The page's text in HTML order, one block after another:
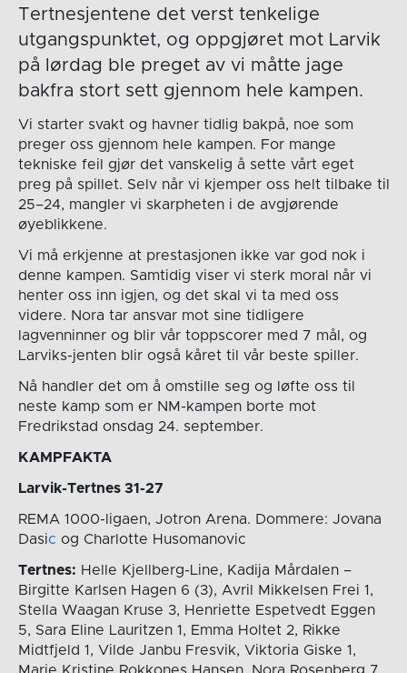
Tertnesjentene det verst tenkelige
utgangspunktet, og oppgjøret mot Larvik
på lørdag ble preget av vi måtte jage
bakfra stort sett gjennom hele kampen.
Vi starter svakt og havner tidlig bakpå, noe som
preger oss gjennom hele kampen. For mange
tekniske feil gjør det vanskelig å sette vårt eget
preg på spillet. Selv når vi kjemper oss helt tilbake til
25–24, mangler vi skarpheten i de avgjørende
øyeblikkene.
Vi må erkjenne at prestasjonen ikke var god nok i
denne kampen. Samtidig viser vi sterk moral når vi
henter oss inn igjen, og det skal vi ta med oss
videre. Nora tar ansvar mot sine tidligere
lagvenninner og blir vår toppscorer med 7 mål, og
Larviks-jenten blir også kåret til vår beste spiller.
Nå handler det om å omstille seg og løfte oss til
neste kamp som er NM-kampen borte mot
Fredrikstad onsdag 24. september.
KAMPFAKTA
Larvik-Tertnes 31-27
REMA 1000-ligaen, Jotron Arena. Dommere: Jovana
Dasic og Charlotte Husomanovic
Tertnes: Helle Kjellberg-Line, Kadija Mårdalen –
Birgitte Karlsen Hagen 6 (3), Avril Mikkelsen Frei 1,
Stella Waagan Kruse 3, Henriette Espetvedt Eggen
5, Sara Eline Lauritzen 1, Emma Holtet 2, Rikke
Midtfjeld 1, Vilde Janbu Fresvik, Viktoria Giske 1,